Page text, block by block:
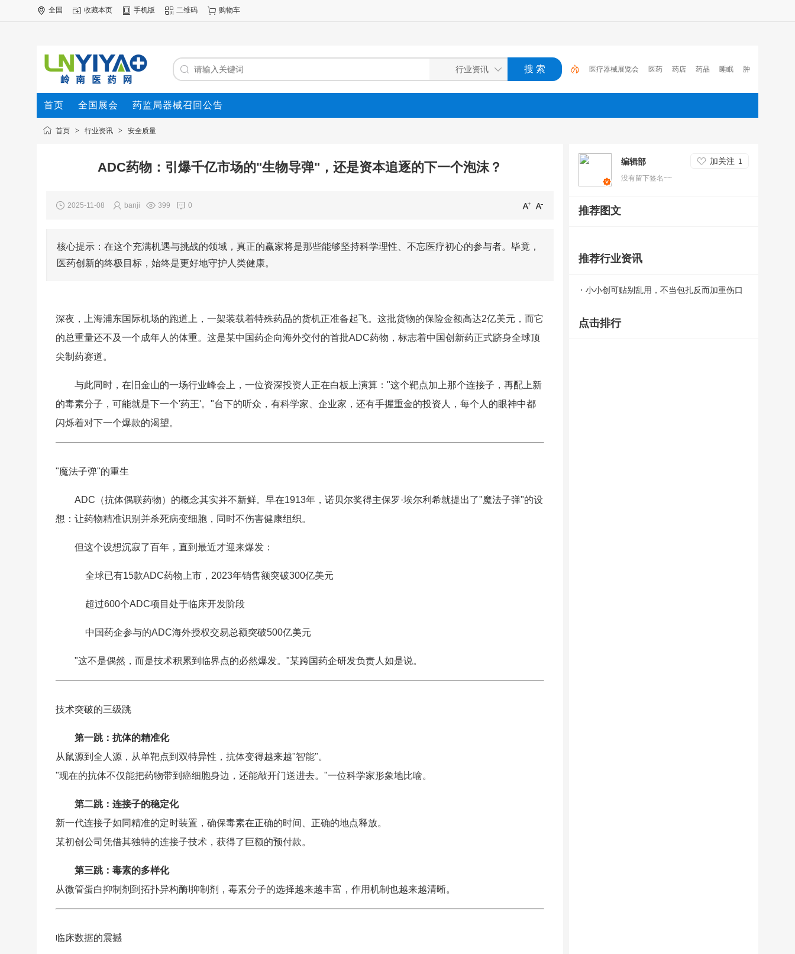
全国 收藏本页 手机版 二维码 购物车
医疗器械展览会 医药 药店 药品 睡眠 肿
瘤 医保 电子处方流转平台 2023 心脑血管疾
病
首页 全国展会 药监局器械召回公告
首页 > 行业资讯 > 安全质量
ADC药物：引爆千亿市场的"生物导弹"，还是资本追逐的下一个泡沫？
2025-11-08 banji 399 0
核心提示：在这个充满机遇与挑战的领域，真正的赢家将是那些能够坚持科学理性、不忘医疗初心的参与者。毕竟，
医药创新的终极目标，始终是更好地守护人类健康。
深夜，上海浦东国际机场的跑道上，一架装载着特殊药品的货机正准备起飞。这批货物的保险金额高达2亿美元，而它
的总重量还不及一个成年人的体重。这是某中国药企向海外交付的首批ADC药物，标志着中国创新药正式跻身全球顶
尖制药赛道。
与此同时，在旧金山的一场行业峰会上，一位资深投资人正在白板上演算："这个靶点加上那个连接子，再配上新
的毒素分子，可能就是下一个'药王'。"台下的听众，有科学家、企业家，还有手握重金的投资人，每个人的眼神中都
闪烁着对下一个爆款的渴望。
"魔法子弹"的重生
ADC（抗体偶联药物）的概念其实并不新鲜。早在1913年，诺贝尔奖得主保罗·埃尔利希就提出了"魔法子弹"的设
想：让药物精准识别并杀死病变细胞，同时不伤害健康组织。
但这个设想沉寂了百年，直到最近才迎来爆发：
全球已有15款ADC药物上市，2023年销售额突破300亿美元
超过600个ADC项目处于临床开发阶段
中国药企参与的ADC海外授权交易总额突破500亿美元
"这不是偶然，而是技术积累到临界点的必然爆发。"某跨国药企研发负责人如是说。
技术突破的三级跳
第一跳：抗体的精准化
从鼠源到全人源，从单靶点到双特异性，抗体变得越来越"智能"。
"现在的抗体不仅能把药物带到癌细胞身边，还能敲开门送进去。"一位科学家形象地比喻。
第二跳：连接子的稳定化
新一代连接子如同精准的定时装置，确保毒素在正确的时间、正确的地点释放。
某初创公司凭借其独特的连接子技术，获得了巨额的预付款。
第三跳：毒素的多样化
从微管蛋白抑制剂到拓扑异构酶I抑制剂，毒素分子的选择越来越丰富，作用机制也越来越清晰。
临床数据的震撼
编辑部 加关注 1
没有留下签名~~
推荐图文
推荐行业资讯
小小创可贴别乱用，不当包扎反而加重伤口
点击排行